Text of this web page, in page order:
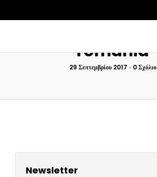
romania
29 Σεπτεμβρίου 2017 • 0 Σχόλιο
Newsletter